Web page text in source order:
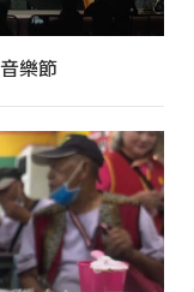
樂節